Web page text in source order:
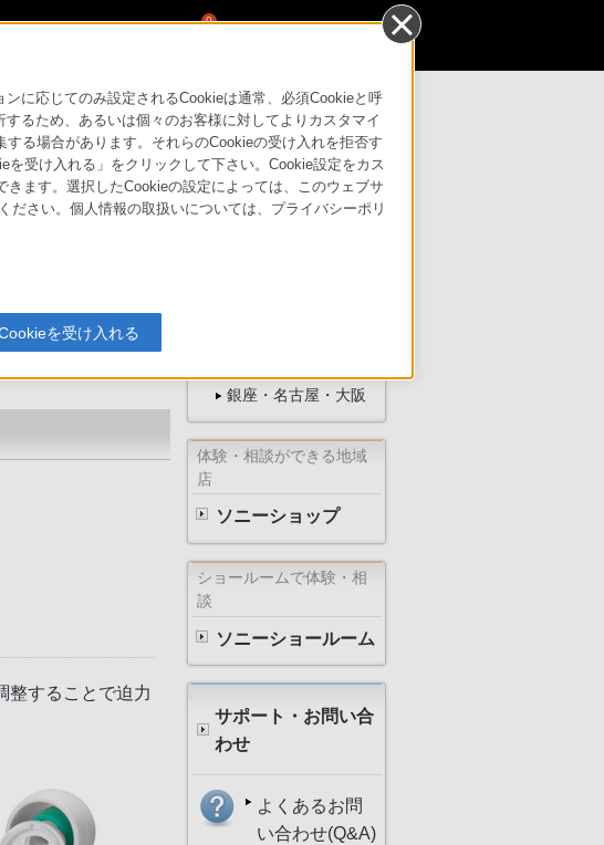
0
法人のお客様はこちら サポート・お問い合わせ
整することで迫力
オンライン
銀座・名古屋・大阪
体験・相談ができる地域
店
ソニーショップ
ショールームで体験・相
談
ソニーショールーム
サポート・お問い合
わせ
よくあるお問
い合わせ(Q&A)
に応じてのみ設定されるCookieは通常、必須Cookieと呼
るため、あるいは個々のお客様に対してよりカスタマイ
る場合があります。それらのCookieの受け入れを拒否す
受け入れる」をクリックして下さい。Cookie設定をカス
ます。選択したCookieの設定によっては、このウェブサ
さい。個人情報の取扱いについては、プライバシーポリ
を受け入れる